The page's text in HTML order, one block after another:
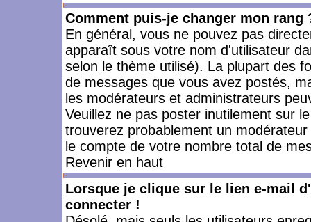
Comment puis-je changer mon rang
En général, vous ne pouvez pas
apparaît sous votre nom d'utilisateur
selon le thème utilisé). La plupart des
de messages que vous avez postés,
les modérateurs et administrateurs
Veuillez ne pas poster inutilement sur
trouverez probablement un
le compte de votre nombre total de
Revenir en haut
Lorsque je clique sur le lien e-mail
connecter !